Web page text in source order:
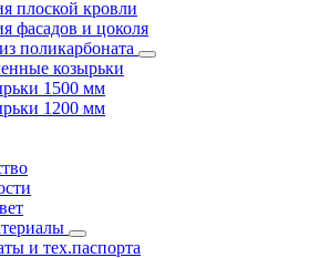
плоской кровли
фасадов и цоколя
поликарбоната
козырьки
1500 мм
1200 мм
и тех.паспорта